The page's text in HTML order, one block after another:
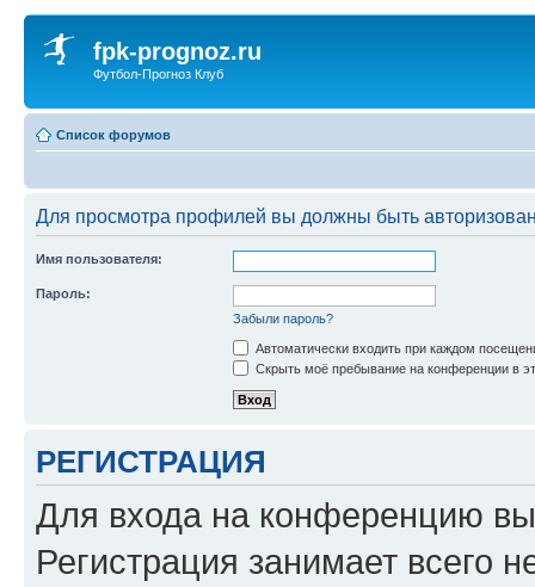
fpk-prognoz.ru
Футбол-Прогноз Клуб
Список форумов
Для просмотра профилей вы должны быть
Имя пользователя:
Пароль:
Забыли пароль?
Автоматически входить при каждом
Скрыть моё пребывание на конференции в
РЕГИСТРАЦИЯ
Для входа на конференцию
Регистрация занимает всего